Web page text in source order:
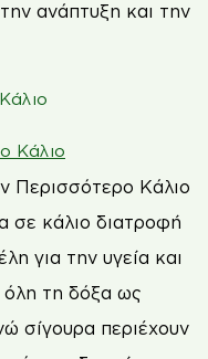
ανάπτυξη και την
Περισσότερο Κάλιο
σε κάλιο διατροφή
για την υγεία και
όλη τη δόξα ως
σίγουρα περιέχουν